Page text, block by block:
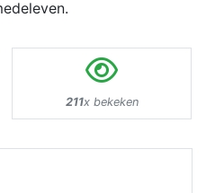
211x bekeken